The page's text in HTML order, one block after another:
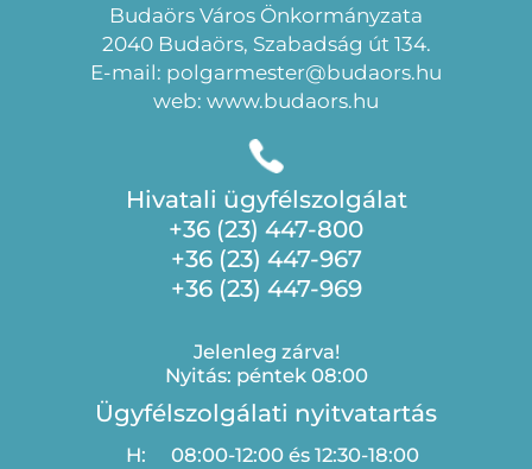
Budaörs Város Önkormányzata
2040 Budaörs, Szabadság út 134.
E-mail: polgarmester@budaors.hu
web: www.budaors.hu
Hivatali ügyfélszolgálat
+36 (23) 447-800
+36 (23) 447-967
+36 (23) 447-969
Jelenleg zárva!
Nyitás: péntek 08:00
Ügyfélszolgálati nyitvatartás
H:
08:00-12:00 és 12:30-18:00